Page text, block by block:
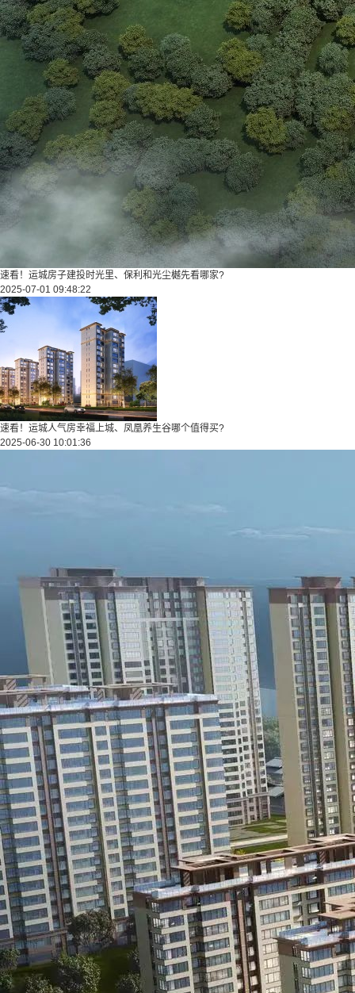
速看！运城房子建投时光里、保利和光尘樾先看哪家?
2025-07-01 09:48:22
速看！运城人气房幸福上城、凤凰养生谷哪个值得买?
2025-06-30 10:01:36